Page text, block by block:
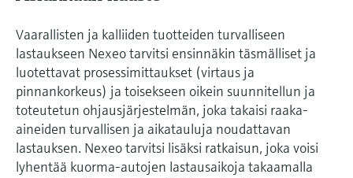
Vaarallisten ja kalliiden tuotteiden turvalliseen
lastaukseen Nexeo tarvitsi ensinnäkin täsmälliset ja
luotettavat prosessimittaukset (virtaus ja
pinnankorkeus) ja toisekseen oikein suunnitellun ja
toteutetun ohjausjärjestelmän, joka takaisi raaka-
aineiden turvallisen ja aikatauluja noudattavan
lastauksen. Nexeo tarvitsi lisäksi ratkaisun, joka voisi
lyhentää kuorma-autojen lastausaikoja takaamalla